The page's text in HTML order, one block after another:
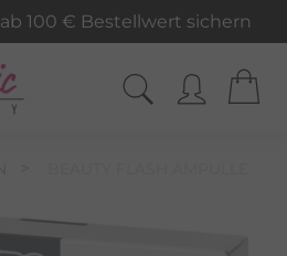
ab 100 € Bestellwert sichern